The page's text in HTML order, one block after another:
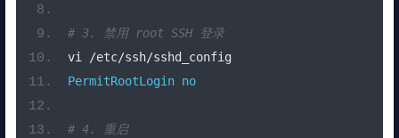
# 3. 禁用 root SSH 登录
vi
/etc/ssh/sshd_config
PermitRootLogin no
# 4. 重启